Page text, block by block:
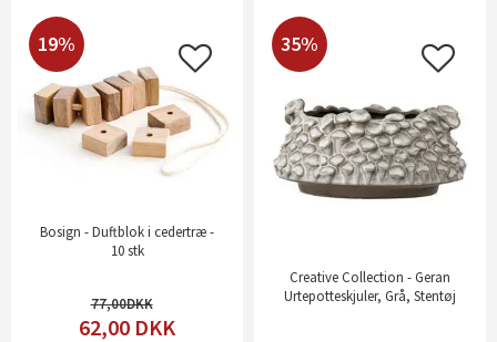
19%
Bosign - Duftblok i cedertræ -
10 stk
77,00
62,00 DKK
35%
Creative Collection - Geran
Urtepotteskjuler, Grå, Stentøj